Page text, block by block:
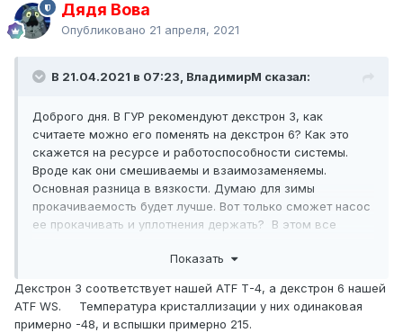
Дядя Вова
Опубликовано 21 апреля, 2021
В 21.04.2021 в 07:23, ВладимирМ сказал:
Доброго дня. В ГУР рекомендуют декстрон 3, как
считаете можно его поменять на декстрон 6? Как это
скажется на ресурсе и работоспособности системы.
Вроде как они смешиваемы и взаимозаменяемы.
Основная разница в вязкости. Думаю для зимы
прокачиваемость будет лучше. Вот только сможет насос
ее прокачивать и уплотнения держать? В этом все
Показать
Декстрон 3 соответствует нашей ATF Т-4, а декстрон 6 нашей
ATF WS. Температура кристаллизации у них одинаковая
примерно -48, и вспышки примерно 215.